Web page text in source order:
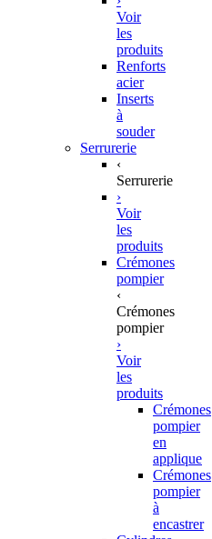
Voir
les
produits
Renforts
acier
Inserts
à
souder
Serrurerie
‹
Serrurerie
›
Voir
les
produits
Crémones
pompier
‹
Crémones
pompier
›
Voir
les
produits
Crémones
pompier
en
applique
Crémones
pompier
à
encastrer